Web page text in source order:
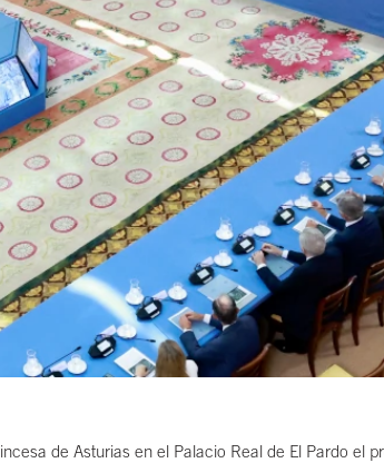
de Asturias en el Palacio Real de El Pardo el